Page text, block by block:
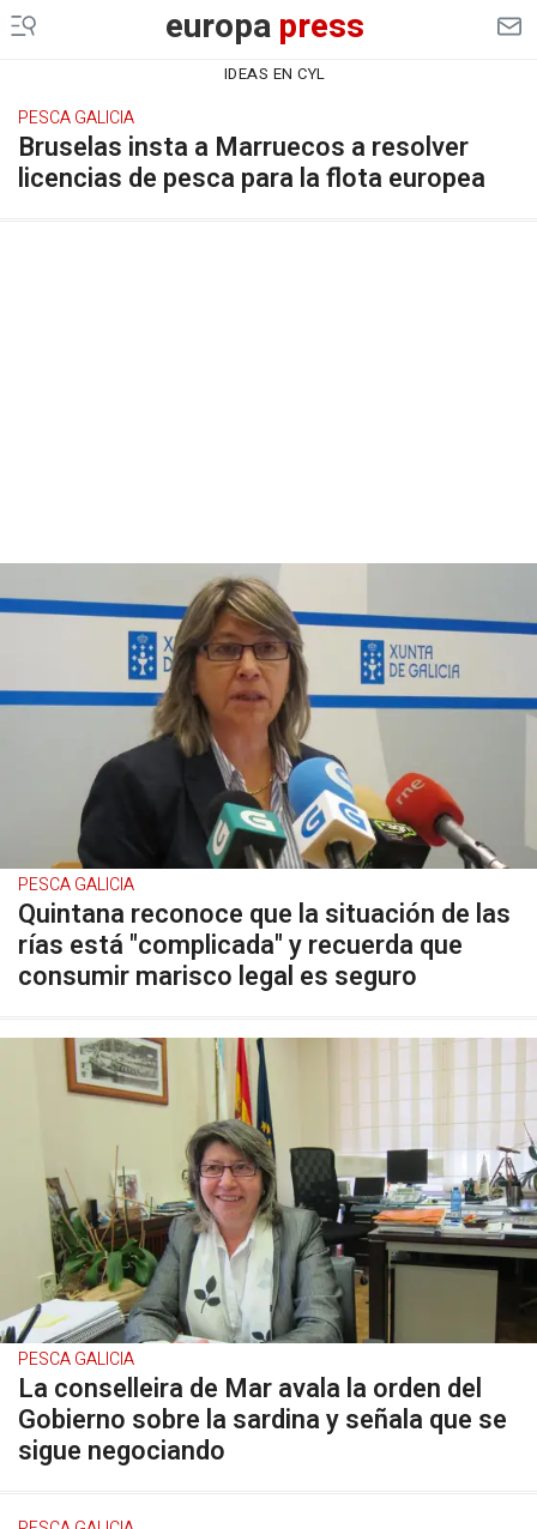
europapress
IDEAS EN CYL
PESCA GALICIA
Bruselas insta a Marruecos a resolver
licencias de pesca para la flota europea
PESCA GALICIA
Quintana reconoce que la situación de las
rías está "complicada" y recuerda que
consumir marisco legal es seguro
PESCA GALICIA
La conselleira de Mar avala la orden del
Gobierno sobre la sardina y señala que se
sigue negociando